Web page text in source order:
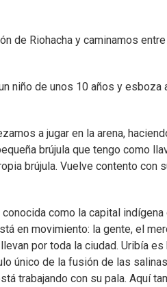
de Riohacha y caminamos
niño de unos 10 años y
a jugar en la arena,
brújula que tengo como
brújula. Vuelve contento
como la capital
en movimiento: la gente, el
por toda la ciudad. Uribía
único de la fusión de las
trabajando con su pala. Aquí